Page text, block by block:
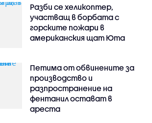
Разби се хеликоптер,
участващ в борбата с
горските пожари в
американския щат Юта
Петима от обвинените за
производство и
разпространение на
фентанил остават в
ареста